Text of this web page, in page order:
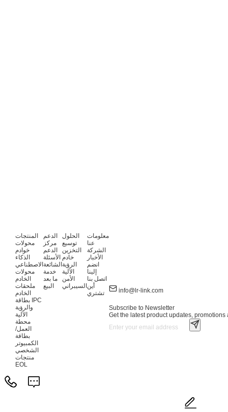
المنتجات
محولات
خوادم
الذكاء
الاصطناعي
محولات
الخادم
ملحقات
الخادم
بطاقة IPC
والرؤية
الآلية
محطة
العمل/
بطاقة
الكمبيوتر
الشخصي
منتجات
EOL
الدعم
مركز
الدعم
الأسئلة
الشائعة
خدمة
ما بعد
البيع
الحلول
توسيع
التخزين
خادم
الرؤية
الآلية
الأمن
السيبراني
معلومات
عنا
الشركة
الأخبار
انضم
إلينا
اتصل بنا
أين
تشتري
info@lr-link.com
Subscribe to Newsletter
Get the latest product updates, promotions